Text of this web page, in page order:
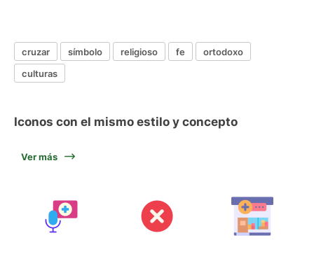
cruzar símbolo religioso fe
ortodoxo
culturas
Iconos con el mismo estilo y concepto
Ver más